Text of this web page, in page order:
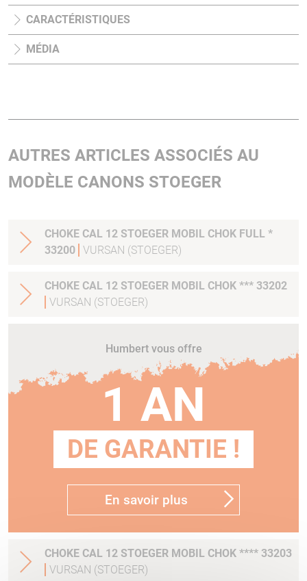
CARACTÉRISTIQUES
MÉDIA
AUTRES ARTICLES ASSOCIÉS AU
MODÈLE CANONS STOEGER
CHOKE CAL 12 STOEGER MOBIL CHOK FULL *
33200 VURSAN (STOEGER)
CHOKE CAL 12 STOEGER MOBIL CHOK *** 33202
VURSAN (STOEGER)
Humbert vous offre
1 AN
DE GARANTIE !
En savoir plus
CHOKE CAL 12 STOEGER MOBIL CHOK **** 33203
VURSAN (STOEGER)